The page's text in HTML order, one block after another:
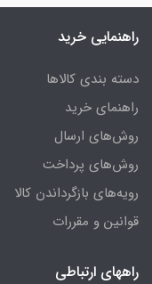
راهنمایی خرید
دسته بندی کالاها
راهنمای خرید
روش‌های ارسال
روش‌های پرداخت
رویه‌های بازگرداندن کالا
قوانین و مقررات
راههای ارتباطی